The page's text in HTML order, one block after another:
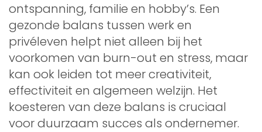
ontspanning, familie en hobby’s. Een
gezonde balans tussen werk en
privéleven helpt niet alleen bij het
voorkomen van burn-out en stress, maar
kan ook leiden tot meer creativiteit,
effectiviteit en algemeen welzijn. Het
koesteren van deze balans is cruciaal
voor duurzaam succes als ondernemer.